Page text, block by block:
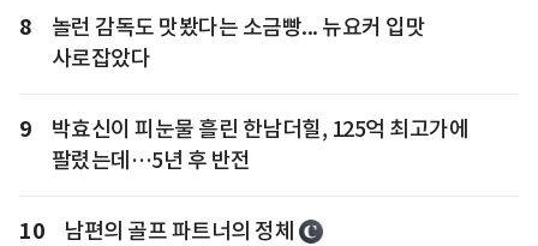
8
놀런 감독도 맛봤다는 소금빵... 뉴요커 입맛
사로잡았다
9
박효신이 피눈물 흘린 한남더힐, 125억 최고가에
팔렸는데…5년 후 반전
10 남편의 골프 파트너의 정체